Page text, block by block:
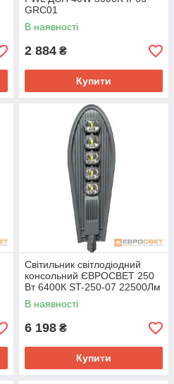
GRC01
В наявності
2 884 ₴
Купити
Світильник світлодіодний
консольний ЄВРОСВЕТ 250
Вт 6400К ST-250-07 22500Лм
IP65
В наявності
6 198 ₴
Купити